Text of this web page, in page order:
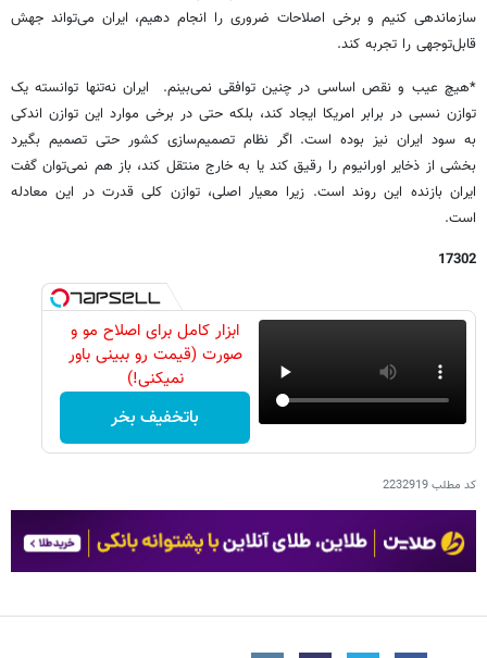
سازماندهی کنیم و برخی اصلاحات ضروری را انجام دهیم، ایران می‌تواند جهش
قابل‌توجهی را تجربه کند.
*هیچ عیب و نقص اساسی در چنین توافقی نمی‌بینم. ایران نه‌تنها توانسته یک
توازن نسبی در برابر امریکا ایجاد کند، بلکه حتی در برخی موارد این توازن اندکی
به سود ایران نیز بوده است. اگر نظام تصمیم‌سازی کشور حتی تصمیم بگیرد
بخشی از ذخایر اورانیوم را رقیق کند یا به خارج منتقل کند، باز هم نمی‌توان گفت
ایران بازنده این روند است. زیرا معیار اصلی، توازن کلی قدرت در این معادله
است.
17302
ابزار کامل برای اصلاح مو و
صورت (قیمت رو ببینی باور
نمیکنی!)
باتخفیف بخر
کد مطلب2232919